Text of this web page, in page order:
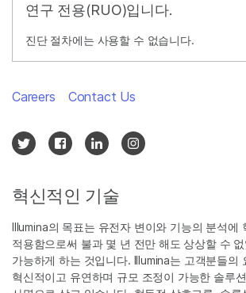
연구 전용(RUO)입니다.
진단 절차에는 사용할 수 없습니다.
혁신적인 기술
Illumina의 목표는 유전자 변이와 기능의 분석에
적용함으로써 불과 몇 년 전만 해도 상상할 수
가능하게 하는 것입니다. Illumina는 고객분들의
혁신적이고 유연하며 규모 조정이 가능한 솔루
Careers Contact Us